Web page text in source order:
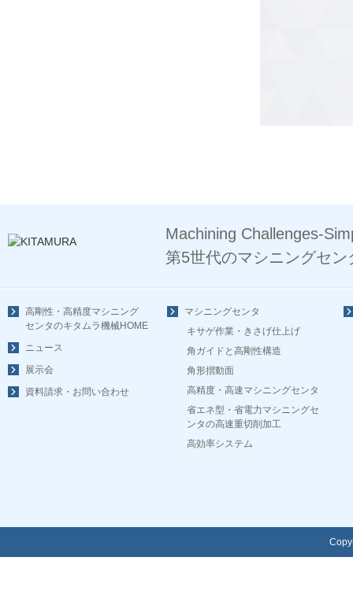
Machining Challenges-
第5世代のマシニングセン
高剛性・高精度マシニング
センタのキタムラ機械HOME
ニュース
展示会
資料請求・お問い合わせ
マシニングセンタ
キサゲ作業・きさげ仕上げ
角ガイドと高剛性構造
角形摺動面
高精度・高速マシニングセンタ
省エネ型・省電力マシニングセ
ンタの高速重切削加工
高効率システム